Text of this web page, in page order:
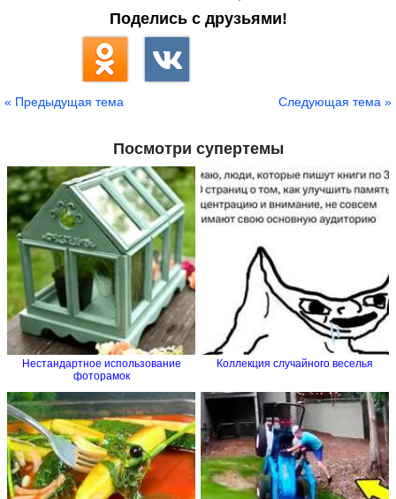
Поделись с друзьями!
« Предыдущая тема Следующая тема »
Посмотри супертемы
Нестандартное использование
фоторамок
Коллекция случайного веселья